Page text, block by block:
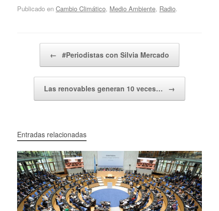
Publicado en Cambio Climático, Medio Ambiente, Radio.
← #Periodistas con Silvia Mercado
Las renovables generan 10 veces… →
Entradas relacionadas